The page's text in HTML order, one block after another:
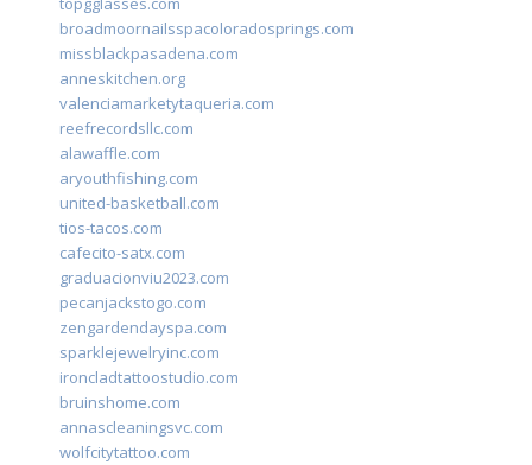
broadmoornailsspacoloradosprings.com
missblackpasadena.com
anneskitchen.org
valenciamarketytaqueria.com
reefrecordsllc.com
alawaffle.com
aryouthfishing.com
united-basketball.com
tios-tacos.com
cafecito-satx.com
graduacionviu2023.com
pecanjackstogo.com
zengardendayspa.com
sparklejewelryinc.com
ironcladtattoostudio.com
bruinshome.com
annascleaningsvc.com
wolfcitytattoo.com